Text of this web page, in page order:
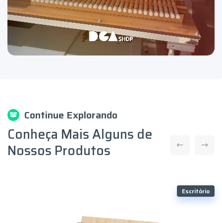
Continue Explorando
Conheça Mais Alguns de
Nossos Produtos
Escritório